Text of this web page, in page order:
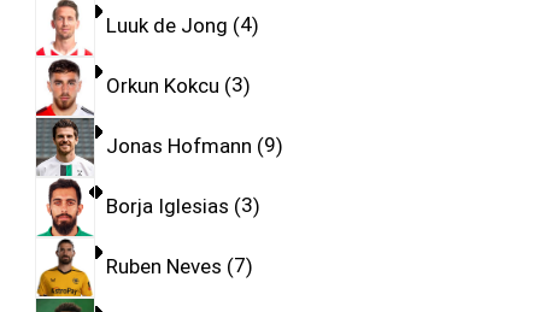
Luuk de Jong 4
Orkun Kokcu 3
Jonas Hofmann 9
Borja Iglesias 3
Ruben Neves 7